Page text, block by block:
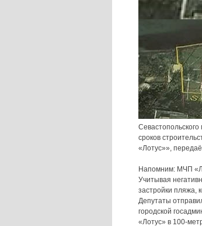
сроков
«Лотус»»,
Напомним: МЧП
Учитывая
застройки пляжа,
Депутаты
городской
«Лотус» в 100-